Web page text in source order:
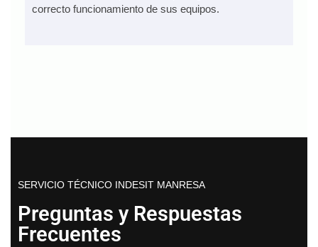
correcto funcionamiento de sus equipos.
SERVICIO TÉCNICO INDESIT MANRESA
Preguntas y Respuestas
Frecuentes